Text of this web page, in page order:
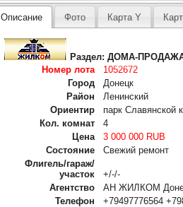
Описание Фото Карта Y
Раздел:ДОМА-
Номер лота
1052672
Город
Донецк
Район
Ленинский
Ориентир
парк Славянской
Кол. комнат
4
Цена
3 000 000 RUB
Состояние
Свежий ремонт
Флигель/гараж/
участок
+/-/-
Агентство
АН ЖИЛКОМ
Телефон
+79497776564